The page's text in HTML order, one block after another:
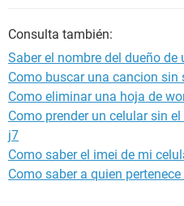
Consulta también:
Saber el nombre del dueño de
Como buscar una cancion sin
Como eliminar una hoja de
Como prender un celular sin
j7
Como saber el imei de mi
Como saber a quien